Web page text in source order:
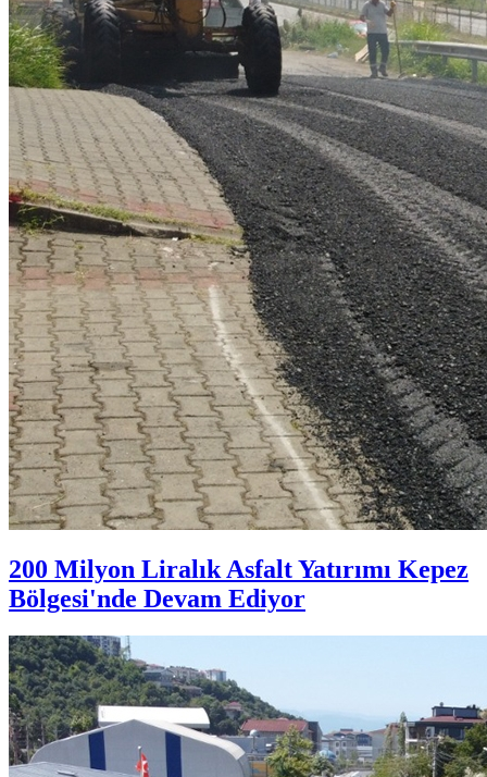
200 Milyon Liralık Asfalt Yatırımı Kepez
Bölgesi'nde Devam Ediyor